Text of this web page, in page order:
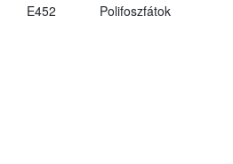
E452 Polifoszfátok